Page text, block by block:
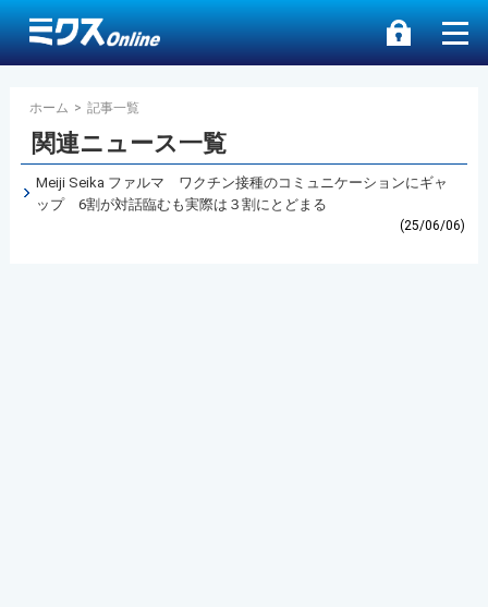
ホーム > 記事一覧
関連ニュース一覧
Meiji Seika ファルマ ワクチン接種のコミュニケーションにギャ
ップ 6割が対話臨むも実際は３割にとどまる
(25/06/06)